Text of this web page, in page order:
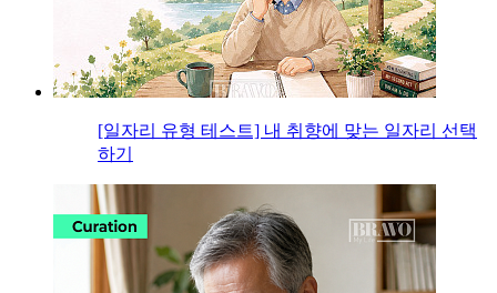
[일자리 유형 테스트] 내 취향에 맞는 일자리 선택
하기